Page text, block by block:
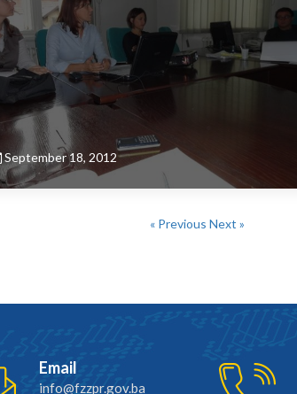
September 18, 2012
« Previous Next »
Email
info@fzzpr.gov.ba